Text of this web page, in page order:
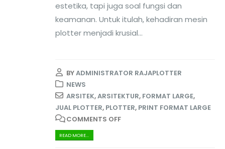
estetika, tapi juga soal fungsi dan
keamanan. Untuk itulah, kehadiran mesin
plotter menjadi krusial...
BYADMINISTRATOR RAJAPLOTTER
NEWS
ARSITEK,ARSITEKTUR, FORMAT LARGE,
JUAL PLOTTER, PLOTTER, PRINT FORMAT LARGE
COMMENTS OFF
READ MORE...